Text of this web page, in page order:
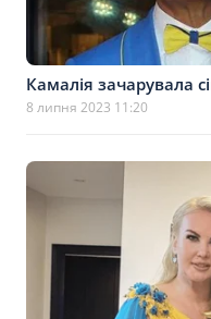
Камалія зачарувала
8 липня 2023 11:20